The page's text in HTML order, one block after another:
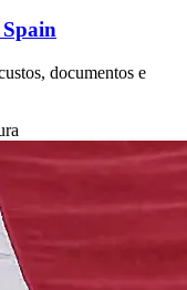
documentos e